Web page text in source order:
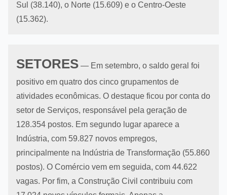
Sul (38.140), o Norte (15.609) e o Centro-Oeste
(15.362).
SETORES — Em setembro, o saldo geral foi
positivo em quatro dos cinco grupamentos de
atividades econômicas. O destaque ficou por conta do
setor de Serviços, responsável pela geração de
128.354 postos. Em segundo lugar aparece a
Indústria, com 59.827 novos empregos,
principalmente na Indústria de Transformação (55.860
postos). O Comércio vem em seguida, com 44.622
vagas. Por fim, a Construção Civil contribuiu com